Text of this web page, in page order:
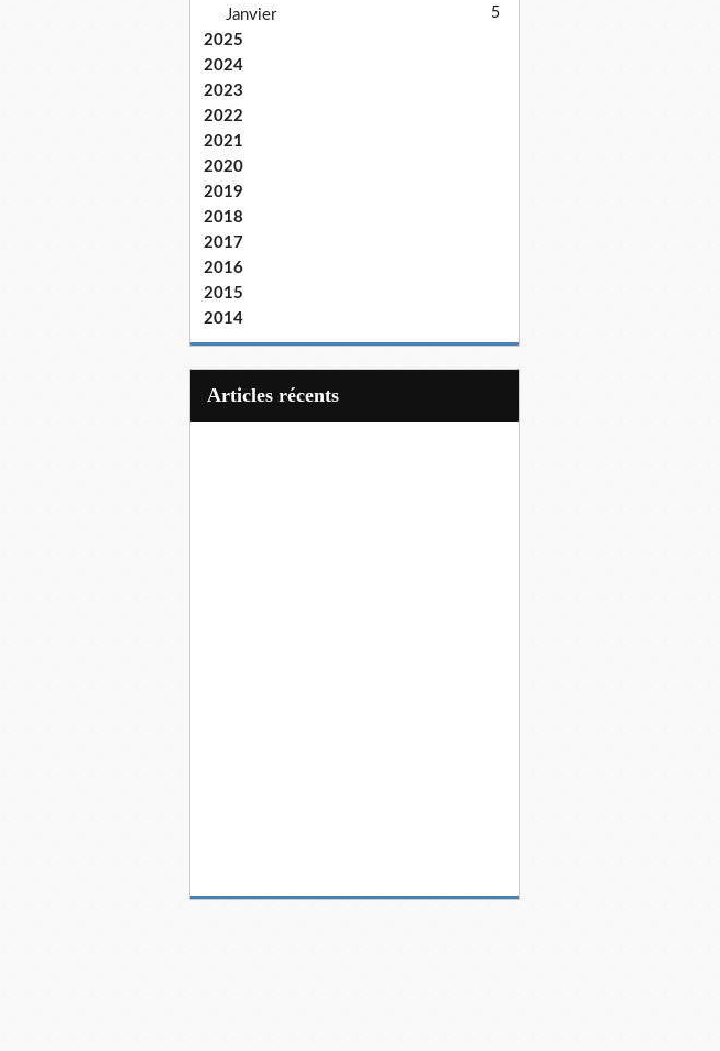
Janvier 5
2025
2024
2023
2022
2021
2020
2019
2018
2017
2016
2015
2014
articles récents